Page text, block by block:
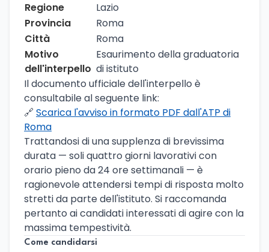
Regione
Lazio
Provincia
Roma
Città
Roma
Motivo
dell'interpello
Esaurimento della graduatoria
di istituto
Il documento ufficiale dell'interpello è
consultabile al seguente link:
🔗 Scarica l'avviso in formato PDF dall'ATP di
Roma
Trattandosi di una supplenza di brevissima
durata — soli quattro giorni lavorativi con
orario pieno da 24 ore settimanali — è
ragionevole attendersi tempi di risposta molto
stretti da parte dell'istituto. Si raccomanda
pertanto ai candidati interessati di agire con la
massima tempestività.
Come candidarsi